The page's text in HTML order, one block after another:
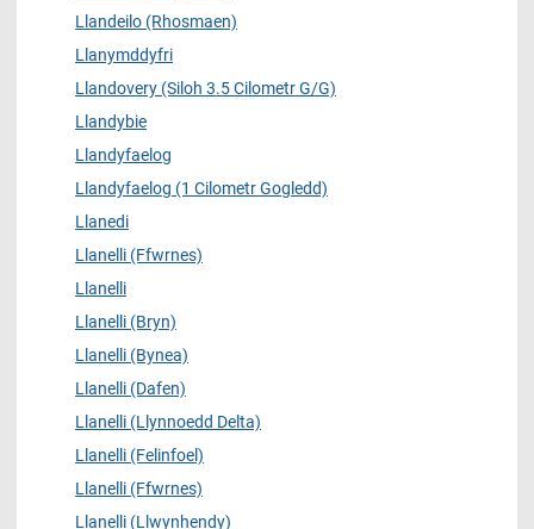
Llandeilo (Rhosmaen)
Llanymddyfri
Llandovery (Siloh 3.5 Cilometr G/G)
Llandybie
Llandyfaelog
Llandyfaelog (1 Cilometr Gogledd)
Llanedi
Llanelli (Ffwrnes)
Llanelli
Llanelli (Bryn)
Llanelli (Bynea)
Llanelli (Dafen)
Llanelli (Llynnoedd Delta)
Llanelli (Felinfoel)
Llanelli (Ffwrnes)
Llanelli (Llwynhendy)